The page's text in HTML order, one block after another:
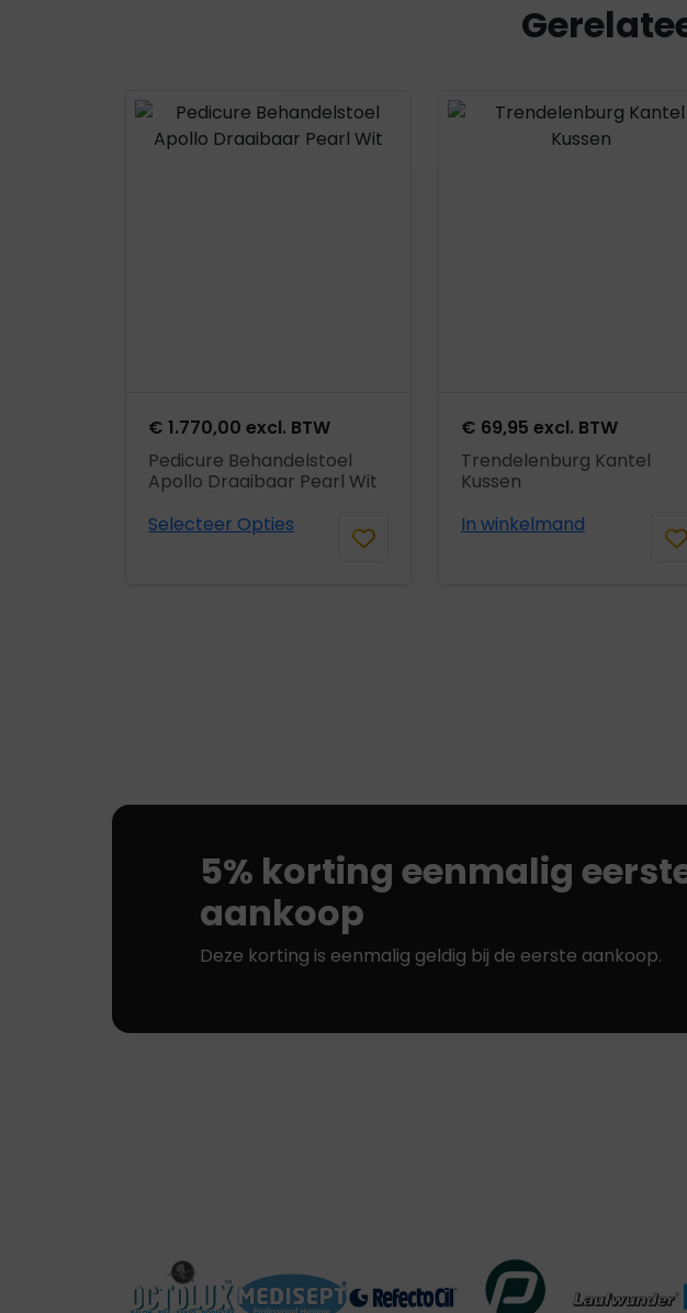
Product openen
€ 1.770,00 excl. BTW
Pedicure Behandelstoel
Apollo Draaibaar Pearl Wit
Selecteer Opties
Product openen
€ 69,95 excl. BTW
Trendelenburg Kantel
Kussen
In winkelmand
5% korting eenmalig
aankoop
Deze korting is eenmalig geldig bij de eerste aankoop.